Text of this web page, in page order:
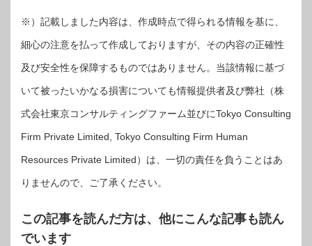
※）記載しました内容は、作成時点で得られる情報を基に、
細心の注意を払って作成しておりますが、その内容の正確性
及び安全性を保障するものではありません。当該情報に基づ
いて被ったいかなる損害についても情報提供者及び弊社（株
式会社東京コンサルティングファーム並びにTokyo Consulting
Firm Private Limited, Tokyo Consulting Firm Human
Resources Private Limited）は、一切の責任を負うことはあ
りませんので、ご了承ください。
この記事を読んだ方は、他にこんな記事も読ん
でいます